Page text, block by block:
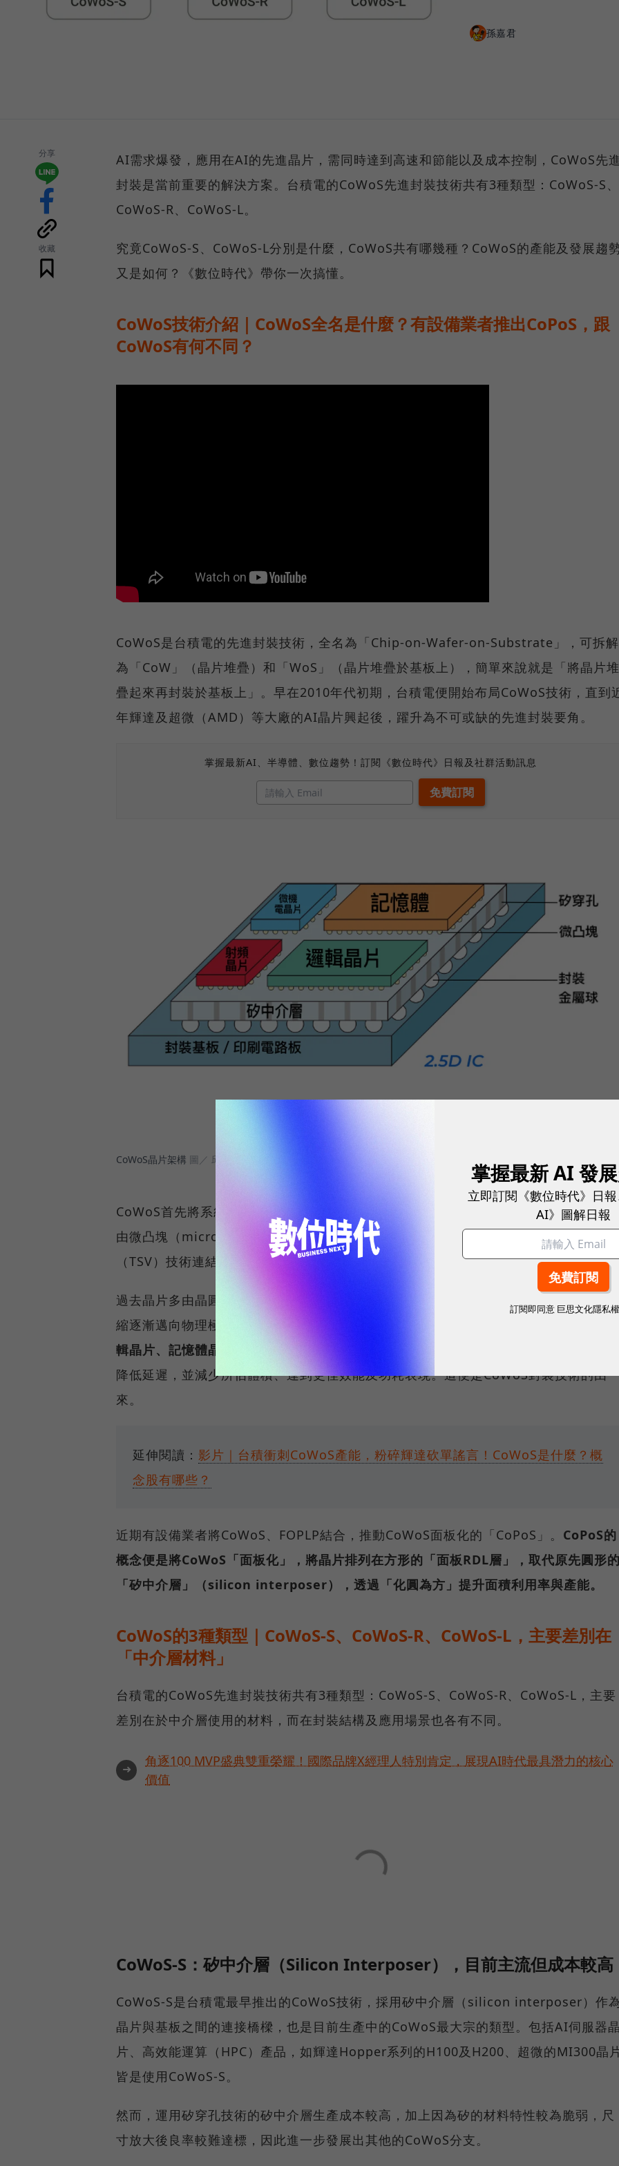
孫嘉君
分享
收藏
AI需求爆發，應用在AI的先進晶片，需同時達到高速和節能以及成本控制，CoWoS先
封裝是當前重要的解決方案。台積電的CoWoS先進封裝技術共有3種類型：CoWoS-S、
CoWoS-R、CoWoS-L。
究竟CoWoS-S、CoWoS-L分別是什麼，CoWoS共有哪幾種？CoWoS的產能及發展趨
又是如何？《數位時代》帶你一次搞懂。
CoWoS技術介紹｜CoWoS全名是什麼？有設備業者推出CoPoS，跟
CoWoS有何不同？
CoWoS是台積電的先進封裝技術，全名為「Chip-on-Wafer-on-Substrate」，可拆解
為「CoW」（晶片堆疊）和「WoS」（晶片堆疊於基板上），簡單來說就是「將晶片堆
疊起來再封裝於基板上」。早在2010年代初期，台積電便開始布局CoWoS技術，直到
年輝達及超微（AMD）等大廠的AI晶片興起後，躍升為不可或缺的先進封裝要角。
掌握最新AI、半導體、數位趨勢！訂閱《數位時代》日報及社群活動訊息
CoWoS晶片架構 圖／ 邱品蓉製作
CoWoS首先將系統單晶片（SoC）、記憶體等晶片設置於中介層（interposer）上，
由微凸塊（micro bump）連結，讓各晶片間的電子訊號順利傳輸，並經由「矽穿孔」
（TSV）技術連結至下方的基板。
過去晶片多由晶圓製造廠生產完後，再送到封測廠進行封裝測試，不過隨著電晶體的微
縮逐漸邁向物理極限，晶圓廠發展出其他出路：
輯晶片、記憶體晶片等整合到同一個晶片上，實現2.5D封裝
降低延遲，並減少所佔體積、達到更佳效能及功耗表現。這便是CoWoS封裝技術的由
來。
延伸閱讀： 影片｜台積衝刺CoWoS產能，粉碎輝達砍單謠言！CoWoS是什麼？概
念股有哪些？
近期有設備業者將CoWoS、FOPLP結合，推動CoWoS面板化的「CoPoS」。 CoPoS的
概念便是將CoWoS「面板化」，將晶片排列在方形的「面板RDL層」，取代原先圓形
「矽中介層」（silicon interposer），透過「化圓為方」提升面積利用率與產能。
CoWoS的3種類型｜CoWoS-S、CoWoS-R、CoWoS-L，主要差別在
「中介層材料」
台積電的CoWoS先進封裝技術共有3種類型：CoWoS-S、CoWoS-R、CoWoS-L，主要
差別在於中介層使用的材料，而在封裝結構及應用場景也各有不同。
➜
角逐100 MVP盛典雙重榮耀！國際品牌X經理人特別肯定，展現AI時代最具潛力的核心
價值
CoWoS-S：矽中介層（Silicon Interposer），目前主流但成本較高
CoWoS-S是台積電最早推出的CoWoS技術，採用矽中介層（silicon interposer）作
晶片與基板之間的連接橋樑，也是目前生產中的CoWoS最大宗的類型。包括AI伺服器
片、高效能運算（HPC）產品，如輝達Hopper系列的H100及H200、超微的MI300晶
皆是使用CoWoS-S。
然而，運用矽穿孔技術的矽中介層生產成本較高，加上因為矽的材料特性較為脆弱，尺
寸放大後良率較難達標，因此進一步發展出其他的CoWoS分支。
掌握最新 AI 發
立即訂閱《數位時代》日
AI》圖解日報
訂閱即同意 巨思文化隱私